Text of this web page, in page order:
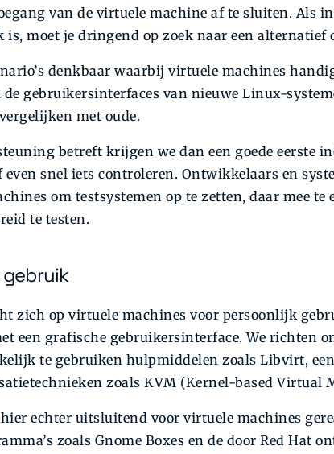
van de virtuele machine af te sluiten. Als
moet je dringend op zoek naar een alternatief
denkbaar waarbij virtuele machines
gebruikersinterfaces van nieuwe Linux-
met oude.
betreft krijgen we dan een goede eerste
even snel iets controleren. Ontwikkelaars en
om testsystemen op te zetten, daar mee
te testen.
zich op virtuele machines voor persoonlijk
een grafische gebruikersinter­face. We richten
te gebruiken hulpmiddelen zoals Libvirt,
zoals KVM (Kernel-based Virtual
echter uitsluitend voor virtuele machines
zoals Gnome Boxes en de door Red Hat